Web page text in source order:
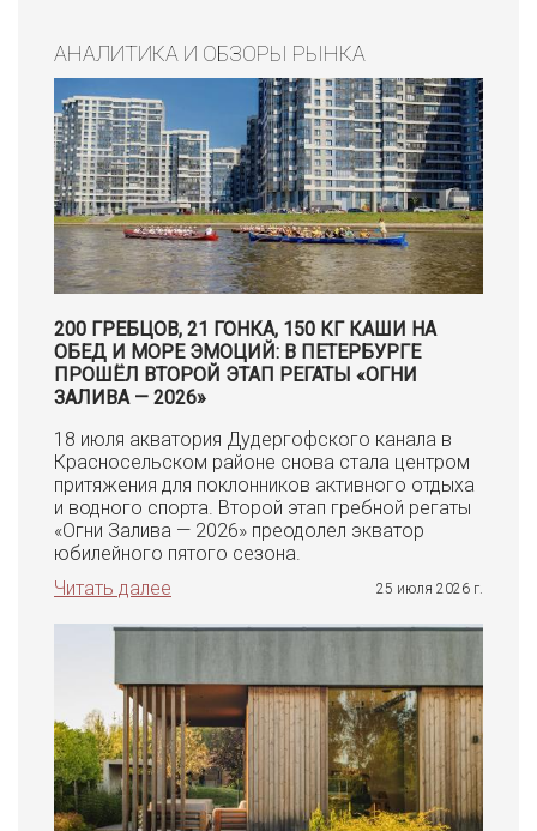
АНАЛИТИКА И ОБЗОРЫ РЫНКА
200 ГРЕБЦОВ, 21 ГОНКА, 150 КГ КАШИ НА
ОБЕД И МОРЕ ЭМОЦИЙ: В ПЕТЕРБУРГЕ
ПРОШЁЛ ВТОРОЙ ЭТАП РЕГАТЫ «ОГНИ
ЗАЛИВА — 2026»
18 июля акватория Дудергофского канала в
Красносельском районе снова стала центром
притяжения для поклонников активного отдыха
и водного спорта. Второй этап гребной регаты
«Огни Залива — 2026» преодолел экватор
юбилейного пятого сезона.
Читать далее
25 июля 2026 г.